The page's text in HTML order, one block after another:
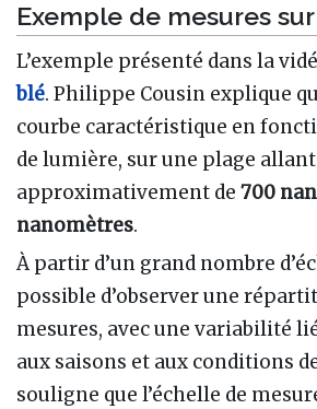
Exemple de mesures
L’exemple présenté dans la
blé. Philippe Cousin explique
courbe caractéristique en
de lumière, sur une plage allant
approximativement de 700
nanomètres.
À partir d’un grand nombre
possible d’observer une
mesures, avec une variabilité
aux saisons et aux conditions
souligne que l’échelle de